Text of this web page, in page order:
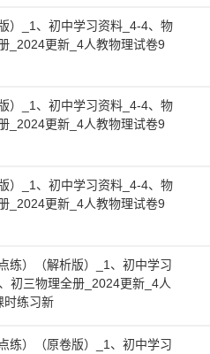
）_1、初中学习资料_4-4、物
_2024更新_4人教物理试卷9
）_1、初中学习资料_4-4、物
_2024更新_4人教物理试卷9
）_1、初中学习资料_4-4、物
_2024更新_4人教物理试卷9
练）（解析版）_1、初中学习
初三物理全册_2024更新_4人
时练习新
练）（原卷版）_1、初中学习